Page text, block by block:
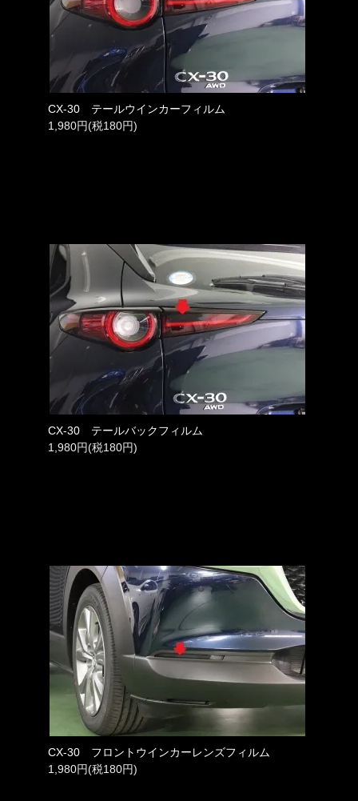
CX-30 テールウインカーフィルム
1,980円(税180円)
CX-30 テールバックフィルム
1,980円(税180円)
CX-30 フロントウインカーレンズフィルム
1,980円(税180円)